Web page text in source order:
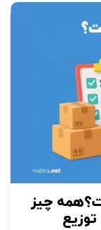
چیز